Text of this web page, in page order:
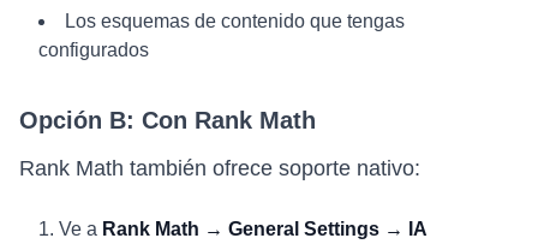
Los esquemas de contenido que tengas
configurados
Opción B: Con Rank Math
Rank Math también ofrece soporte nativo:
Ve a Rank Math → General Settings → IA